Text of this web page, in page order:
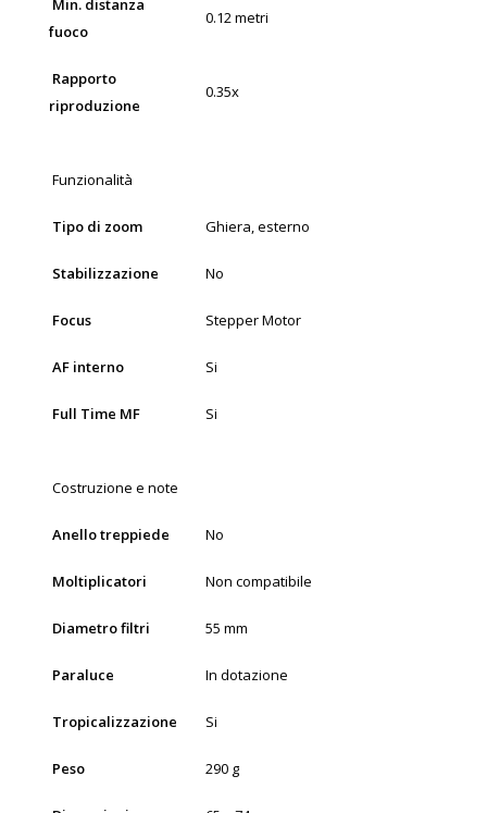
Min. distanza
fuoco
0.12 metri
Rapporto
riproduzione
0.35x
Funzionalità
Tipo di zoom Ghiera, esterno
Stabilizzazione No
Focus Stepper Motor
AF interno Si
Full Time MF Si
Costruzione e note
Anello treppiede No
Moltiplicatori Non compatibile
Diametro filtri 55 mm
Paraluce In dotazione
Tropicalizzazione Si
Peso 290 g